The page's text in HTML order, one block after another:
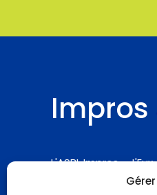
Impros
L'ASBL Impros -
l'inclusion via la